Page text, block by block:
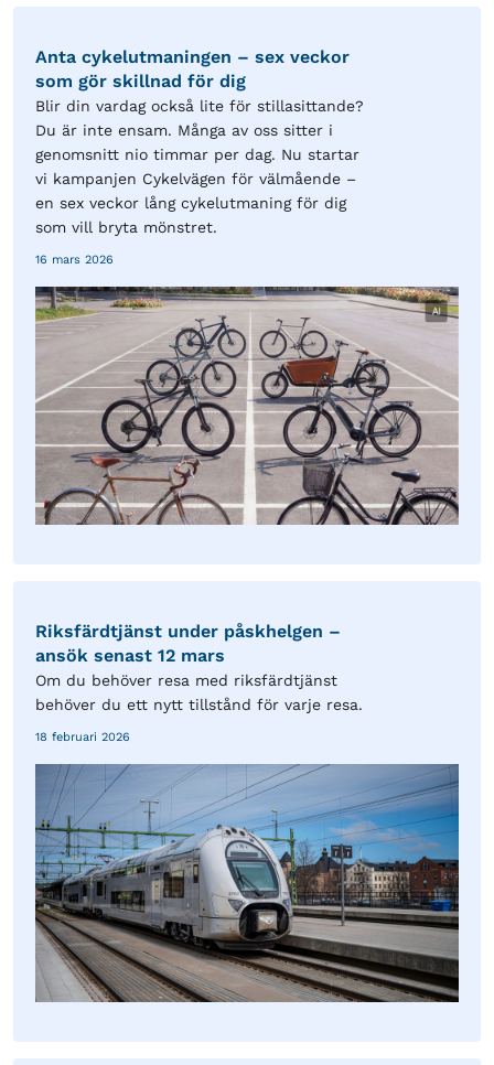
Anta cykelutmaningen – sex veckor
som gör skillnad för dig
Blir din vardag också lite för stillasittande?
Du är inte ensam. Många av oss sitter i
genomsnitt nio timmar per dag. Nu startar
vi kampanjen Cykelvägen för välmående –
en sex veckor lång cykelutmaning för dig
som vill bryta mönstret.
16 mars 2026
Riksfärdtjänst under påskhelgen –
ansök senast 12 mars
Om du behöver resa med riksfärdtjänst
behöver du ett nytt tillstånd för varje resa.
18 februari 2026